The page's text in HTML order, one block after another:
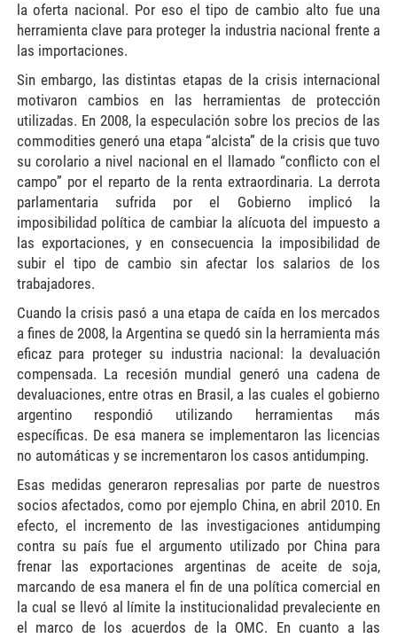
la oferta nacional. Por eso el tipo de cambio alto fue una
herramienta clave para proteger la industria nacional frente a
las importaciones.
Sin embargo, las distintas etapas de la crisis internacional
motivaron cambios en las herramientas de protección
utilizadas. En 2008, la especulación sobre los precios de las
commodities generó una etapa “alcista” de la crisis que tuvo
su corolario a nivel nacional en el llamado “conflicto con el
campo” por el reparto de la renta extraordinaria. La derrota
parlamentaria sufrida por el Gobierno implicó la
imposibilidad política de cambiar la alícuota del impuesto a
las exportaciones, y en consecuencia la imposibilidad de
subir el tipo de cambio sin afectar los salarios de los
trabajadores.
Cuando la crisis pasó a una etapa de caída en los mercados
a fines de 2008, la Argentina se quedó sin la herramienta más
eficaz para proteger su industria nacional: la devaluación
compensada. La recesión mundial generó una cadena de
devaluaciones, entre otras en Brasil, a las cuales el gobierno
argentino respondió utilizando herramientas más
específicas. De esa manera se implementaron las licencias
no automáticas y se incrementaron los casos antidumping.
Esas medidas generaron represalias por parte de nuestros
socios afectados, como por ejemplo China, en abril 2010. En
efecto, el incremento de las investigaciones antidumping
contra su país fue el argumento utilizado por China para
frenar las exportaciones argentinas de aceite de soja,
marcando de esa manera el fin de una política comercial en
la cual se llevó al límite la institucionalidad prevaleciente en
el marco de los acuerdos de la OMC. En cuanto a las